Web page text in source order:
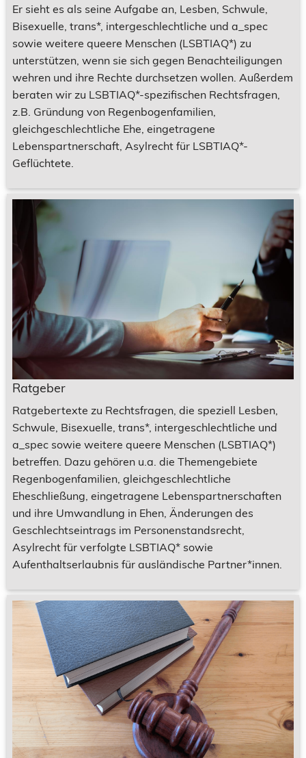
Er sieht es als seine Aufgabe an, Lesben, Schwule,
Bisexuelle, trans*, intergeschlechtliche und a_spec
sowie weitere queere Menschen (LSBTIAQ*) zu
unterstützen, wenn sie sich gegen Benachteiligungen
wehren und ihre Rechte durchsetzen wollen. Außerdem
beraten wir zu LSBTIAQ*-spezifischen Rechtsfragen,
z.B. Gründung von Regenbogenfamilien,
gleichgeschlechtliche Ehe, eingetragene
Lebenspartnerschaft, Asylrecht für LSBTIAQ*-
Geflüchtete.
Ratgeber
Ratgebertexte zu Rechtsfragen, die speziell Lesben,
Schwule, Bisexuelle, trans*, intergeschlechtliche und
a_spec sowie weitere queere Menschen (LSBTIAQ*)
betreffen. Dazu gehören u.a. die Themengebiete
Regenbogenfamilien, gleichgeschlechtliche
Eheschließung, eingetragene Lebenspartnerschaften
und ihre Umwandlung in Ehen, Änderungen des
Geschlechtseintrags im Personenstandsrecht,
Asylrecht für verfolgte LSBTIAQ* sowie
Aufenthaltserlaubnis für ausländische Partner*innen.